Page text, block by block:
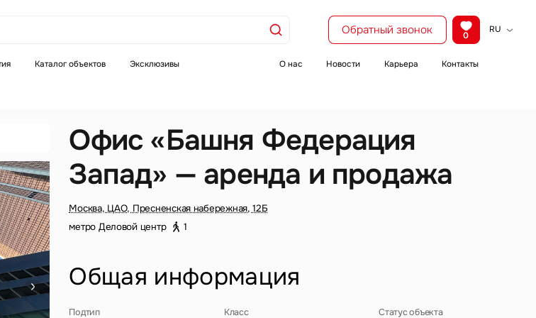
Обратный звонок 0
RU
Каталог объектов Эксклюзивы О нас Новости Карьера Контакты
Офис «Башня Федерация
Запад» — аренда и продажа
Москва, ЦАО, Пресненская набережная, 12Б
метро Деловой центр
1
Общая информация
Подтип Класс Статус объекта
Это обязательное поле
Введен неверный формат